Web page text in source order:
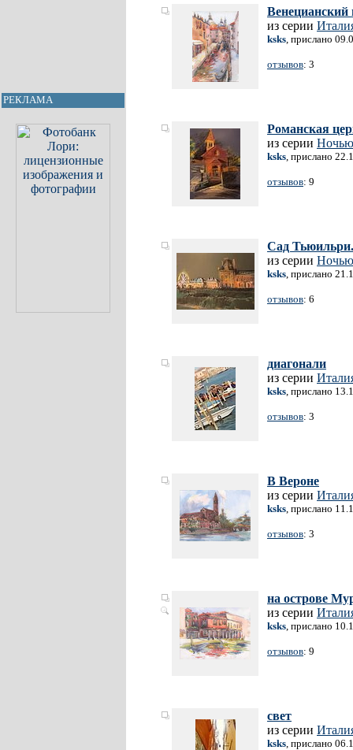
РЕКЛАМА
Венецианский
из серии
ksks, прислано
отзывов: 3
Романская
из серии Ночью
ksks, прислано
отзывов: 9
Сад
из серии Ночью
ksks, прислано
отзывов: 6
диагонали
из серии
ksks, прислано
отзывов: 3
В Вероне
из серии
ksks, прислано
отзывов: 3
на острове
из серии
ksks, прислано
отзывов: 9
свет
из серии
ksks, прислано